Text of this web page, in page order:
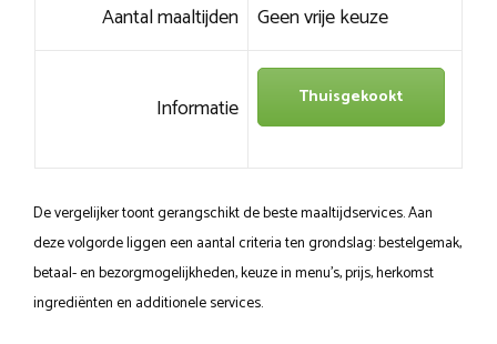
Aantal maaltijden Geen vrije keuze
Informatie Thuisgekookt
De vergelijker toont gerangschikt de beste maaltijdservices. Aan
deze volgorde liggen een aantal criteria ten grondslag: bestelgemak,
betaal- en bezorgmogelijkheden, keuze in menu’s, prijs, herkomst
ingrediënten en additionele services.